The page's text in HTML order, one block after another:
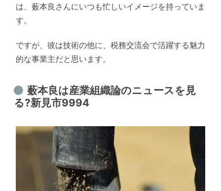
は、薮本良さんにいつも忙しいイメージを持っていま
す。
ですが、彼は技術の他に、税務交流会で活躍する魅力
的な事業主だと思います。
薮本良は産業組織論のニュースを見
る?新見市9994